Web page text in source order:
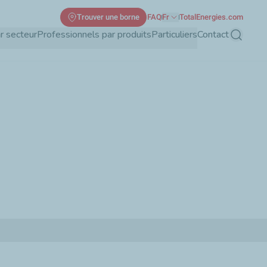
secteurProfessionnels par produitsParticuliersContact
Trouver une borne FAQFr TotalEnergies.com